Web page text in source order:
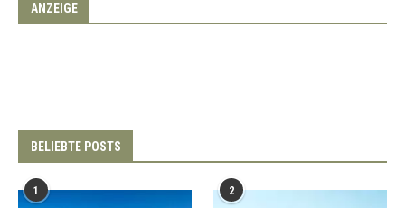
ANZEIGE
BELIEBTE POSTS
1 2